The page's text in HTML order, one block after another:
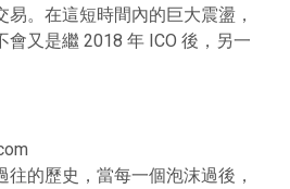
易。在這短時間內的巨大震盪，
會又是繼 2018 年 ICO 後，另一
的歷史，當每一個泡沫過後，